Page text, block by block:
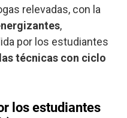
relevadas, con la
,
por los estudiantes
técnicas con ciclo